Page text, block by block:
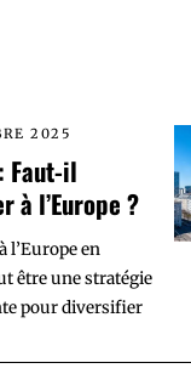
2025
Faut-il
à l’Europe ?
l’Europe en
être une stratégie
pour diversifier